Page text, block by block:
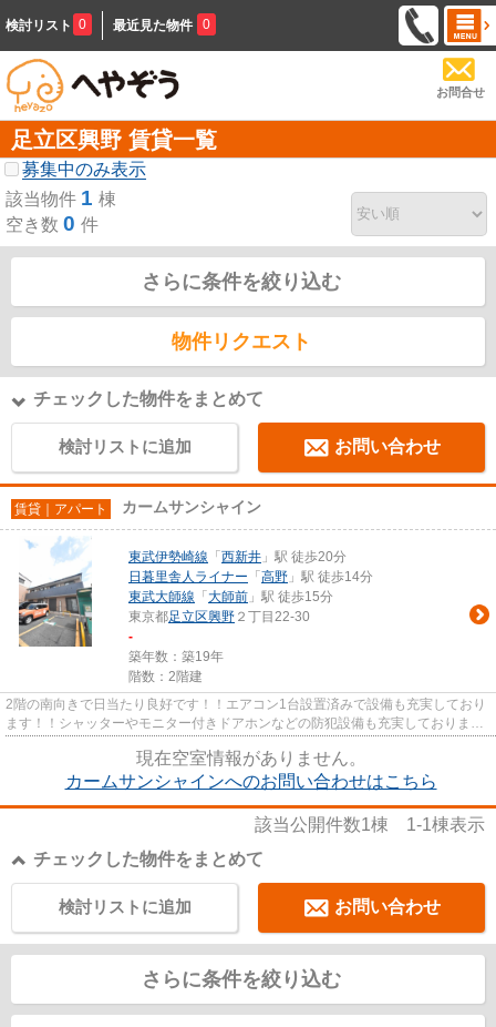
検討リスト 0 最近見た物件 0
お問合せ
足立区興野 賃貸一覧
募集中のみ表示
該当物件 1 棟
空き数 0 件
さらに条件を絞り込む
物件リクエスト
チェックした物件をまとめて
検討リストに追加 お問い合わせ
賃貸｜アパート カームサンシャイン
東武伊勢崎線 「 西新井 」駅 徒歩20分
日暮里舎人ライナー 「 高野 」駅 徒歩14分
東武大師線 「 大師前 」駅 徒歩15分
東京都足立区興野 ２丁目22-30
-
築年数：築19年
階数：2階建
2階の南向きで日当たり良好です！！エアコン1台設置済みで設備も充実しており
ます！！シャッターやモニター付きドアホンなどの防犯設備も充実しておりま
現在空室情報がありません。
カームサンシャインへのお問い合わせはこちら
該当公開件数1棟 1-1棟表示
チェックした物件をまとめて
お問い合わせ
検討リストに追加
さらに条件を絞り込む